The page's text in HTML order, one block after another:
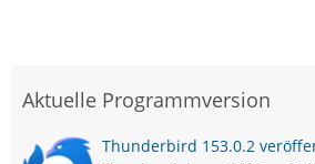
Aktuelle Programmversion
Thunderbird 153.0.2